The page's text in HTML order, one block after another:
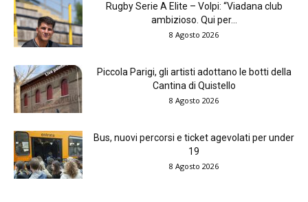
Rugby Serie A Elite – Volpi: “Viadana club
ambizioso. Qui per...
8 Agosto 2026
Piccola Parigi, gli artisti adottano le botti della
Cantina di Quistello
8 Agosto 2026
Bus, nuovi percorsi e ticket agevolati per under
19
8 Agosto 2026